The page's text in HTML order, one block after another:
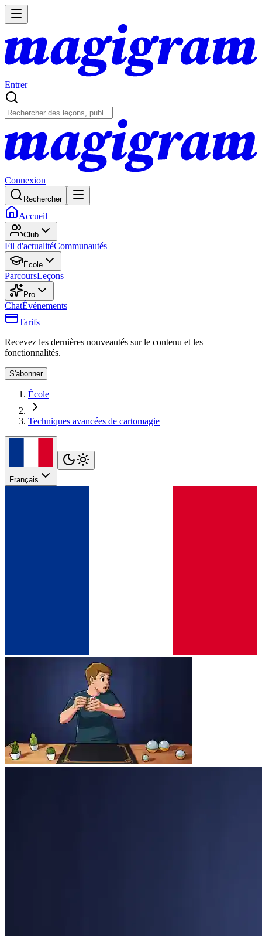
Entrer
Connexion
Rechercher
Accueil
Club
Fil d'actualitéCommunautés
École
ParcoursLeçons
Pro
ChatÉvénements
Tarifs
Recevez les dernières nouveautés sur le contenu et les
fonctionnalités.
S'abonner
École
Techniques avancées de cartomagie
Français